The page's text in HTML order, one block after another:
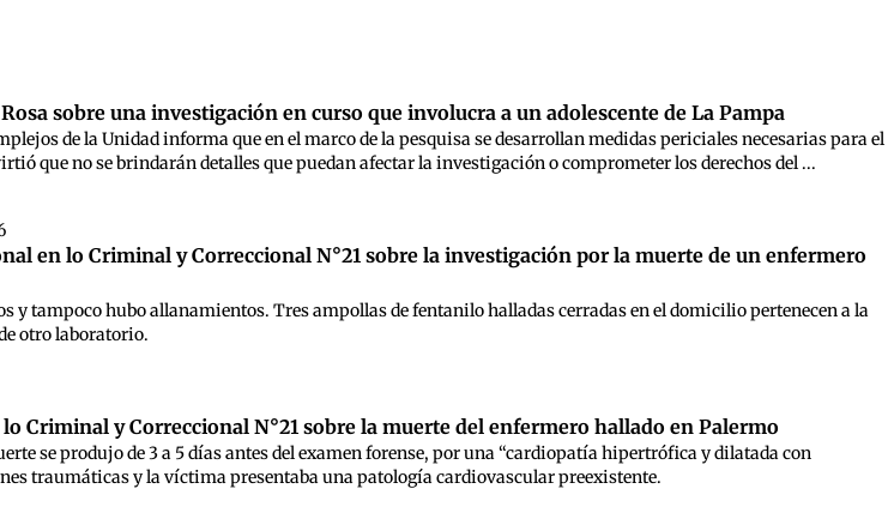
sobre una investigación en curso que involucra a un adolescente de La Pampa
de la Unidad informa que en el marco de la pesquisa se desarrollan medidas periciales necesarias para el
que no se brindarán detalles que puedan afectar la investigación o comprometer los derechos del ...
en lo Criminal y Correccional N°21 sobre la investigación por la muerte de un enfermero
y tampoco hubo allanamientos. Tres ampollas de fentanilo halladas cerradas en el domicilio pertenecen a la
otro laboratorio.
Criminal y Correccional N°21 sobre la muerte del enfermero hallado en Palermo
se produjo de 3 a 5 días antes del examen forense, por una “cardiopatía hipertrófica y dilatada con
traumáticas y la víctima presentaba una patología cardiovascular preexistente.